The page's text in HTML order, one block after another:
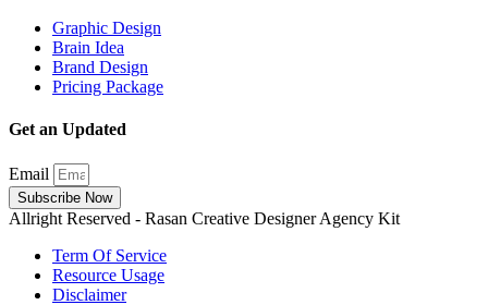
Graphic Design
Brain Idea
Brand Design
Pricing Package
Get an Updated
Email
Subscribe Now
Allright Reserved - Rasan Creative Designer Agency Kit
Term Of Service
Resource Usage
Disclaimer